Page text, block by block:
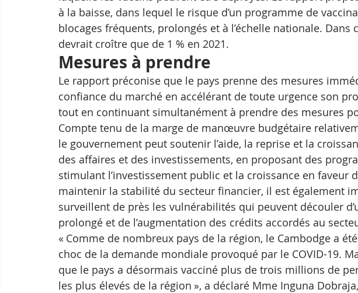
à la baisse, dans lequel le risque d’un programme de
blocages fréquents, prolongés et à l’échelle nationale. Dans
devrait croître que de 1 % en 2021.
Mesures à prendre
Le rapport préconise que le pays prenne des mesures
confiance du marché en accélérant de toute urgence son
tout en continuant simultanément à prendre des mesures
Compte tenu de la marge de manœuvre budgétaire
le gouvernement peut soutenir l’aide, la reprise et la
des affaires et des investissements, en proposant des
stimulant l’investissement public et la croissance en faveur
maintenir la stabilité du secteur financier, il est également
surveillent de près les vulnérabilités qui peuvent découler
prolongé et de l’augmentation des crédits accordés au
« Comme de nombreux pays de la région, le Cambodge a
choc de la demande mondiale provoqué par le COVID-19.
que le pays a désormais vacciné plus de trois millions de
les plus élevés de la région », a déclaré Mme Inguna